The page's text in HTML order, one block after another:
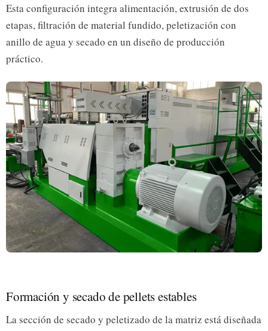
Esta configuración integra alimentación, extrusión de dos
etapas, filtración de material fundido, peletización con
anillo de agua y secado en un diseño de producción
práctico.
Formación y secado de pellets estables
La sección de secado y peletizado de la matriz está diseñada